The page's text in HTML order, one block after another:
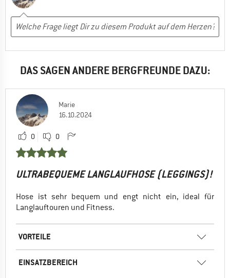
DAS SAGEN ANDERE BERGFREUNDE DAZU:
Marie
16.10.2024
0 0
ULTRABEQUEME LANGLAUFHOSE (LEGGINGS)!
Hose ist sehr bequem und engt nicht ein, ideal für
Langlauftouren und Fitness.
VORTEILE
EINSATZBEREICH